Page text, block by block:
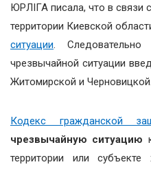
ЮРЛІГА писала, что в связи
территории Киевской
ситуации.
чрезвычайной ситуации
Житомирской и Черновицкой.
Кодекс гражданской
чрезвычайную ситуацию
территории или